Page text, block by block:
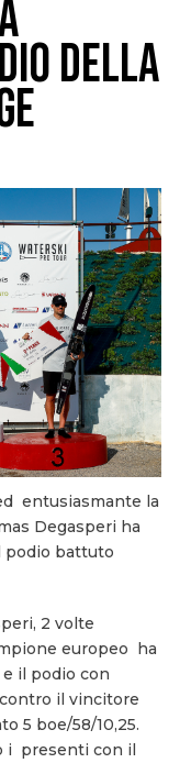
DELLA
entusiasmante la
Degasperi ha
podio battuto
2 volte
europeo ha
il podio con
contro il vincitore
5 boe/58/10,25.
i presenti con il